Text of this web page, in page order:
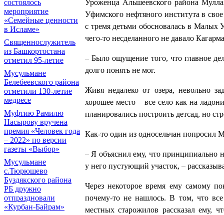
состоялось
мероприятие
«Семейные ценности
в Исламе»
Священнослужитель
из Башкортостана
отметил 95-летие
Мусульмане
Белебеевского района
отметили 130-летие
медресе
Муфтию Рамилю
Насырову вручена
премия «Человек года
– 2022» по версии
газеты «Выбор»
Мусульмане
с.Тюрюшево
Буздякского района
РБ дружно
отпраздновали
«Курбан-Байрам»
Уроженца Альшеевского района
Уфимского нефтяного института в
с тремя детьми обосновалась в Малых
чего-то несделанного не давало
– Было ощущение того, что главное
долго понять не мог.
Живя недалеко от озера, невольно
хорошее место – все село как на
планировались построить детсад, но
Как-то один из односельчан попросил
– Я объяснил ему, что принципиально
у него пустующий участок, –
Через некоторое время ему самому
почему-то не нашлось. В том, что все
местных старожилов рассказал ему,